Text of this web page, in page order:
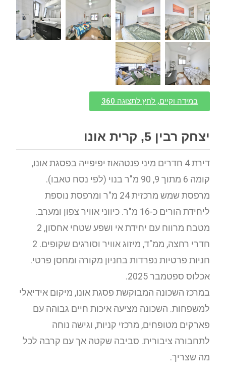
במידה וקיים, לחץ לתצוגה 360
יצחק רבין 5, קרית אונו
דירת 4 חדרים מיני פנטהאוז יפיפייה בפסגת אונו,
קומה 6 מתוך 9, 90 מ"ר בנוי (לפי נסח טאבו).
מרפסת שמש מרכזית 24 מ"ר ומרפסת נוספת
ליחידת הורים כ-16 מ"ר. כיווני אוויר צפון ומערב.
מטבח מרווח עם יחידת אי ושפע שטחי אחסון, 2
חדרי רחצה, ממ"ד, מיזוג אוויר וסורגים שקופים. 2
חניות פרטיות נפרדות בחניון מקורה ומחסן פרטי.
אכלוס ספטמבר 2025.
במרכז השכונה המבוקשת פסגת אונו, מיקום אידיאלי
למשפחות. השכונה מציעה איכות חיים גבוהה עם
פארקים מטופחים, מרכזי קניות, וגישה נוחה
לתחבורה ציבורית. סביבה שקטה אך עם קרבה לכל
מה שצריך.